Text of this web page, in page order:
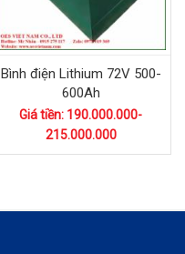
Bình điện Lithium 72V 500-
600Ah
Giá tiền: 190.000.000-
215.000.000